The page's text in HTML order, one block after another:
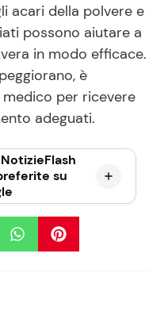
acari della polvere e
possono aiutare a
in modo efficace.
è
per ricevere
adeguati.
su